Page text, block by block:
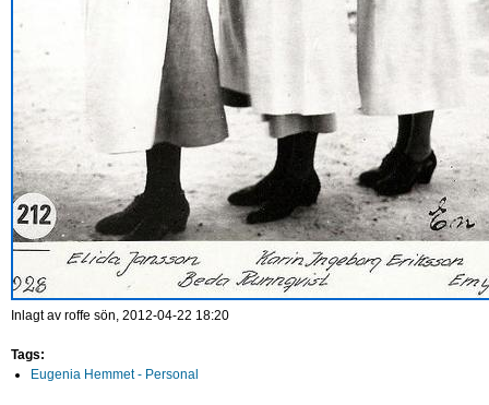
Inlagt av roffe sön, 2012-04-22 18:20
Tags:
Eugenia Hemmet - Personal